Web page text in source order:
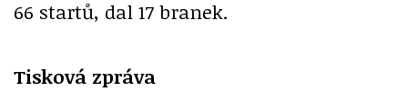
66 startů, dal 17 branek.
Tisková zpráva